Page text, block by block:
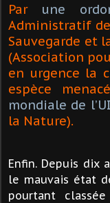
Par une
Administratif de
Sauvegarde et
(Association
en urgence la
espèce
mondiale de
la Nature).
Enfin. Depuis dix
le mauvais état
pourtant